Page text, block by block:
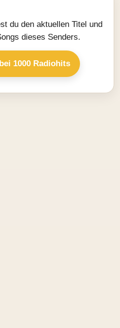
du den aktuellen Titel und
dieses Senders.
1000 Radiohits